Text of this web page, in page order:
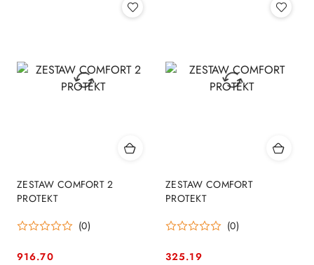
ZESTAW COMFORT 2
PROTEKT
(0)
916.70
ZESTAW COMFORT
PROTEKT
(0)
325.19